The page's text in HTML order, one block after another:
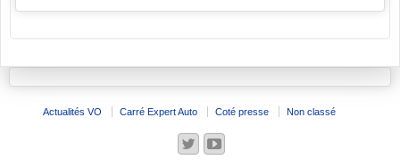
Actualités VO Carré Expert Auto Coté presse Non classé